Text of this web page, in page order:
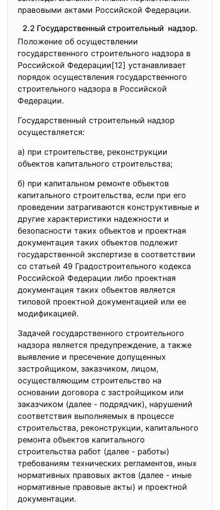
правовыми актами Российской Федерации.
2.2 Государственный строительный надзор.
Положение об осуществлении
государственного строительного надзора в
Российской Федерации[12] устанавливает
порядок осуществления государственного
строительного надзора в Российской
Федерации.
Государственный строительный надзор
осуществляется:
а) при строительстве, реконструкции
объектов капитального строительства;
б) при капитальном ремонте объектов
капитального строительства, если при его
проведении затрагиваются конструктивные и
другие характеристики надежности и
безопасности таких объектов и проектная
документация таких объектов подлежит
государственной экспертизе в соответствии
со статьей 49 Градостроительного кодекса
Российской Федерации либо проектная
документация таких объектов является
типовой проектной документацией или ее
модификацией.
Задачей государственного строительного
надзора является предупреждение, а также
выявление и пресечение допущенных
застройщиком, заказчиком, лицом,
осуществляющим строительство на
основании договора с застройщиком или
заказчиком (далее - подрядчик), нарушений
соответствия выполняемых в процессе
строительства, реконструкции, капитального
ремонта объектов капитального
строительства работ (далее - работы)
требованиям технических регламентов, иных
нормативных правовых актов (далее - иные
нормативные правовые акты) и проектной
документации.